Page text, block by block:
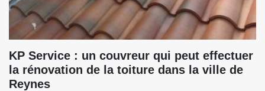
KP Service : un couvreur qui peut effectuer
la rénovation de la toiture dans la ville de
Reynes